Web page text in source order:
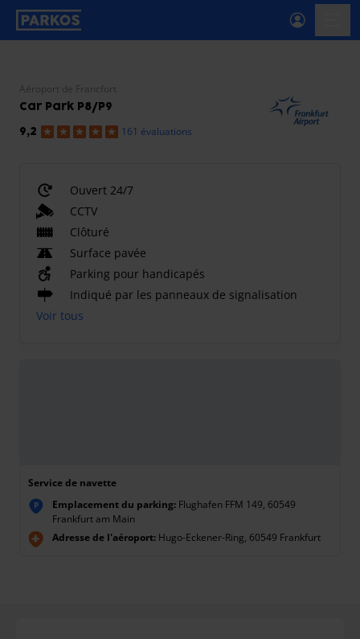
étiquette-de-navigation-principale
Aéroport de Francfort
Car Park P8/P9
9,2 161 évaluations
Ouvert 24/7
CCTV
Clôturé
Surface pavée
Parking pour handicapés
Indiqué par les panneaux de signalisation
Voir tous
Service de navette
P Emplacement du parking: Flughafen FFM 149, 60549
Frankfurt am Main
Adresse de l'aéroport: Hugo-Eckener-Ring, 60549 Frankfurt